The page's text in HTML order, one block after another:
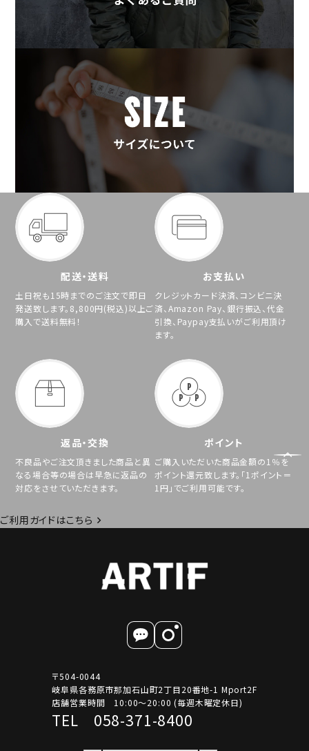
配送・送料
土日祝も15時までのご注文で即日
発送致します。8,800円(税込)以上ご
購入で送料無料！
お支払い
クレジットカード決済、コンビニ決
済、Amazon Pay、銀行振込、代金
引換、Paypay支払いがご利用頂け
ます。
返品・交換
不良品やご注文頂きました商品と異
なる場合等の場合は早急に返品の
対応をさせていただきます。
ポイント
ご購入いただいた商品金額の1％を
ポイント還元致します。「1ポイント＝
1円」でご利用可能です。
ご利用ガイドはこちら
〒504-0044
岐阜県各務原市那加石山町2丁目20番地-1 Mport2F
店舗営業時間 10:00～20:00 (毎週木曜定休日)
TEL 058-371-8400